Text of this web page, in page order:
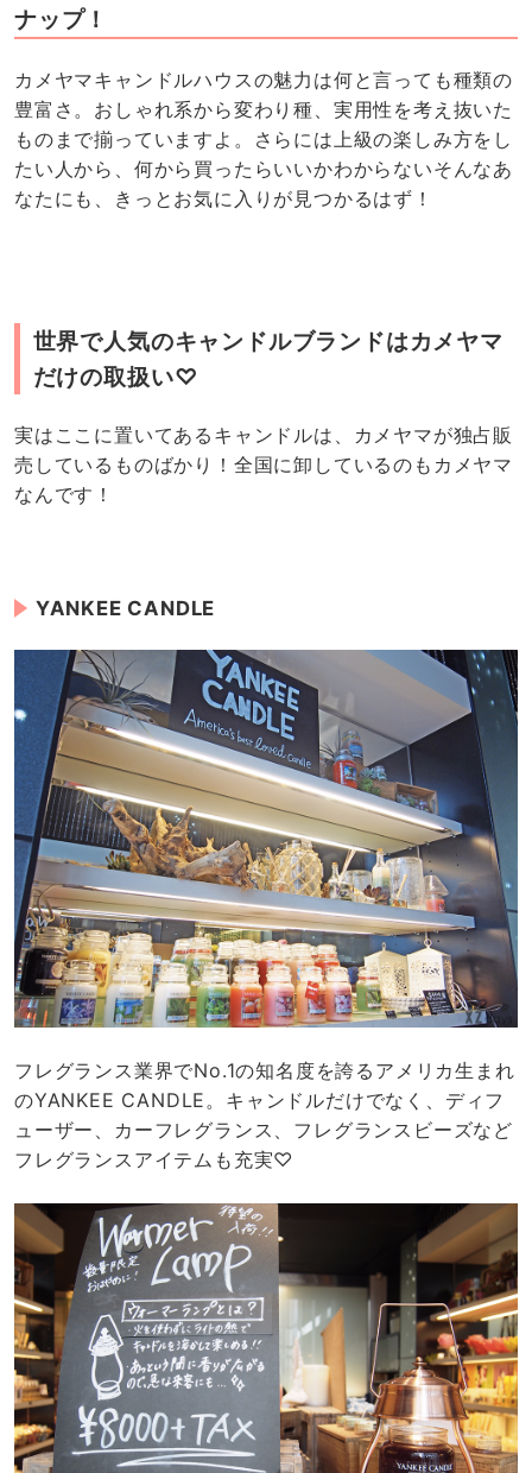
ナップ！
カメヤマキャンドルハウスの魅力は何と言っても種類の
豊富さ。おしゃれ系から変わり種、実用性を考え抜いた
ものまで揃っていますよ。さらには上級の楽しみ方をし
たい人から、何から買ったらいいかわからないそんなあ
なたにも、きっとお気に入りが見つかるはず！
世界で人気のキャンドルブランドはカメヤマ
だけの取扱い♡
実はここに置いてあるキャンドルは、カメヤマが独占販
売しているものばかり！全国に卸しているのもカメヤマ
なんです！
YANKEE CANDLE
フレグランス業界でNo.1の知名度を誇るアメリカ生まれ
のYANKEE CANDLE。キャンドルだけでなく、ディフ
ューザー、カーフレグランス、フレグランスビーズなど
フレグランスアイテムも充実♡